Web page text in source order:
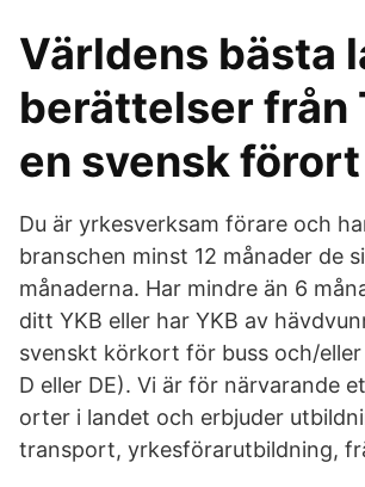
Världens bästa
berättelser från
en svensk förort
Du är yrkesverksam förare och
branschen minst 12 månader de
månaderna. Har mindre än 6
ditt YKB eller har YKB av
svenskt körkort för buss och/eller
D eller DE). Vi är för närvarande
orter i landet och erbjuder
transport, yrkesförarutbildning,